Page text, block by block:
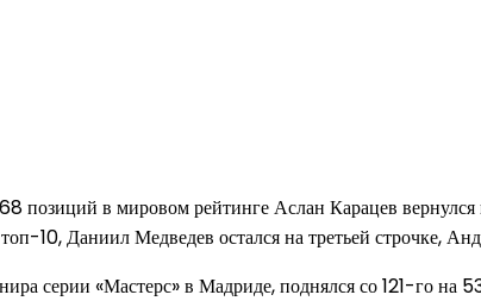
позиций в мировом рейтинге Аслан Карацев
10, Даниил Медведев остался на третьей строчке,
серии «Мастерс» в Мадриде, поднялся со 121-го